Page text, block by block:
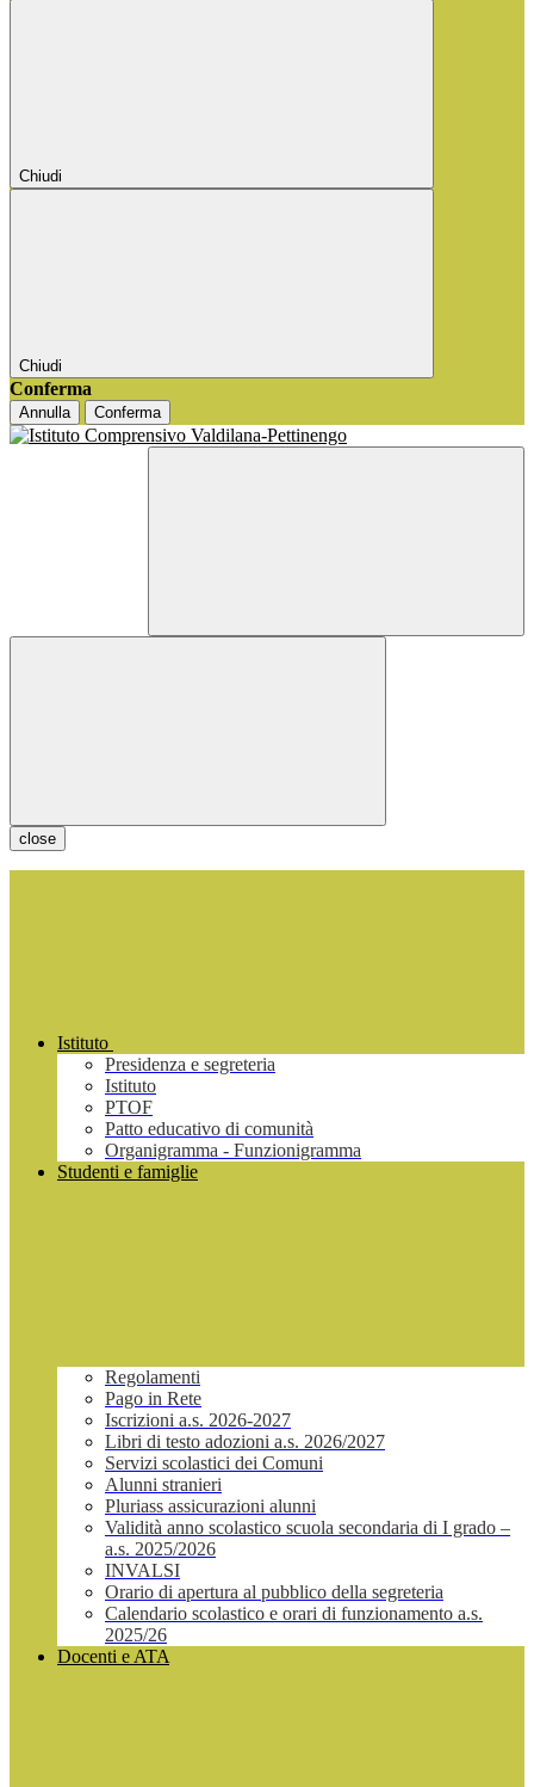
Chiudi
Chiudi
Conferma
Annulla Conferma
close
Istituto
Presidenza e segreteria
Istituto
PTOF
Patto educativo di comunità
Organigramma - Funzionigramma
Studenti e famiglie
Regolamenti
Pago in Rete
Iscrizioni a.s. 2026-2027
Libri di testo adozioni a.s. 2026/2027
Servizi scolastici dei Comuni
Alunni stranieri
Pluriass assicurazioni alunni
Validità anno scolastico scuola secondaria di I grado –
a.s. 2025/2026
INVALSI
Orario di apertura al pubblico della segreteria
Calendario scolastico e orari di funzionamento a.s.
2025/26
Docenti e ATA